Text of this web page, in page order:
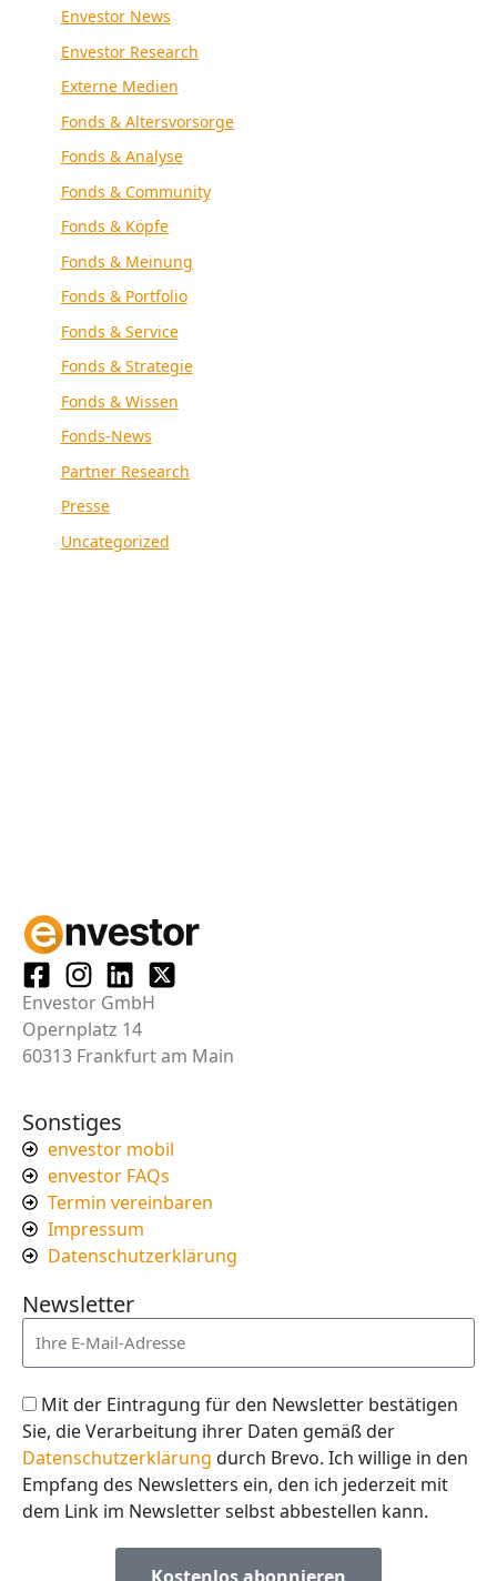
Envestor News
Envestor Research
Externe Medien
Fonds & Altersvorsorge
Fonds & Analyse
Fonds & Community
Fonds & Köpfe
Fonds & Meinung
Fonds & Portfolio
Fonds & Service
Fonds & Strategie
Fonds & Wissen
Fonds-News
Partner Research
Presse
Uncategorized
Envestor GmbH
Opernplatz 14
60313 Frankfurt am Main
Sonstiges
envestor mobil
envestor FAQs
Termin vereinbaren
Impressum
Datenschutzerklärung
Newsletter
Mit der Eintragung für den Newsletter bestätigen
Sie, die Verarbeitung ihrer Daten gemäß der
Datenschutzerklärung durch Brevo. Ich willige in den
Empfang des Newsletters ein, den ich jederzeit mit
dem Link im Newsletter selbst abbestellen kann.